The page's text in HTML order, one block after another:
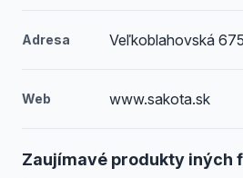
Adresa Veľkoblahovská
Web www.sakota.sk
Zaujímavé produkty iných